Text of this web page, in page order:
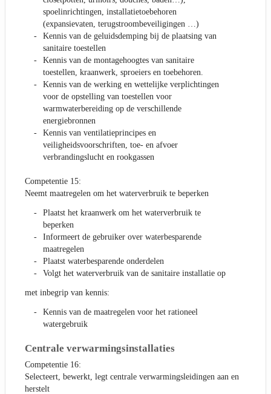
spoelinrichtingen, installatietoebehoren
(expansievaten, terugstroombeveiligingen …)
Kennis van de geluidsdemping bij de plaatsing van
sanitaire toestellen
Kennis van de montagehoogtes van sanitaire
toestellen, kraanwerk, sproeiers en toebehoren.
Kennis van de werking en wettelijke verplichtingen
voor de opstelling van toestellen voor
warmwaterbereiding op de verschillende
energiebronnen
Kennis van ventilatieprincipes en
veiligheidsvoorschriften, toe- en afvoer
verbrandingslucht en rookgassen
Competentie 15:
Neemt maatregelen om het waterverbruik te beperken
Plaatst het kraanwerk om het waterverbruik te
beperken
Informeert de gebruiker over waterbesparende
maatregelen
Plaatst waterbesparende onderdelen
Volgt het waterverbruik van de sanitaire installatie op
met inbegrip van kennis:
Kennis van de maatregelen voor het rationeel
watergebruik
Centrale verwarmingsinstallaties
Competentie 16:
Selecteert, bewerkt, legt centrale verwarmingsleidingen aan en
herstelt